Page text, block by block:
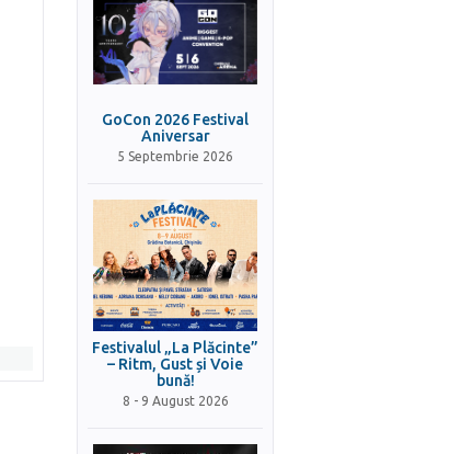
GoCon 2026 Festival
Aniversar
5 Septembrie 2026
Festivalul „La Plăcinte”
– Ritm, Gust și Voie
bună!
8 - 9 August 2026